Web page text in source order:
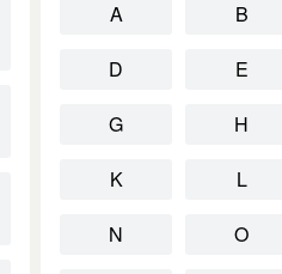
A B
D
E
G
H
K
L
N
O